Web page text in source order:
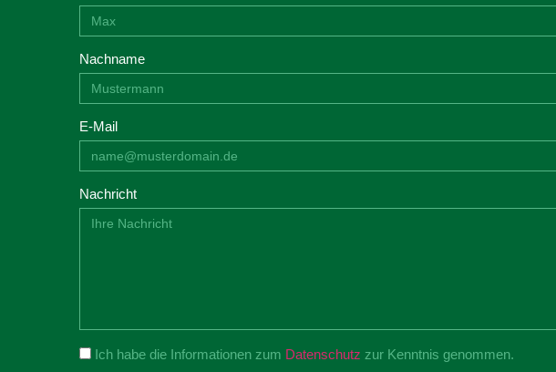
Nachname
E-Mail
Nachricht
Ich habe die Informationen zum Datenschutz zur Kenntnis genommen.